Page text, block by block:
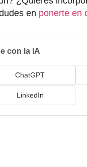
en ponerte en
con la IA
ChatGPT
LinkedIn